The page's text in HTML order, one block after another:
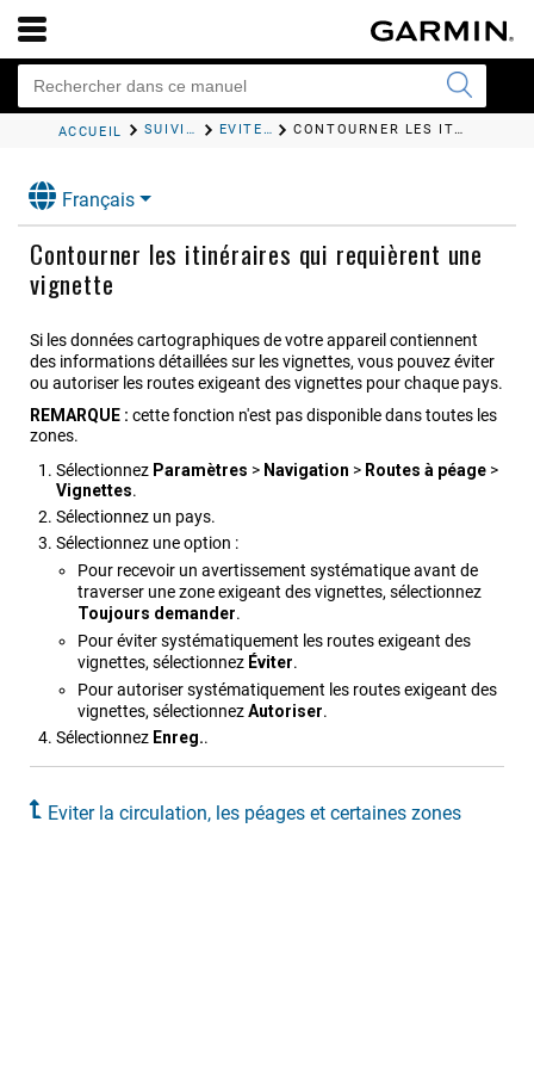
ACCUEIL SUIVI D'UN ITINÉRAIRE EVITER LA CIRCULATION, LES PÉAGES ET CERTAINES ZONES CONTOURNER LES ITINÉRAIRES QUI REQUIÈRENT UNE VIGNETTE
Français
Contourner les itinéraires qui requièrent une
vignette
Si les données cartographiques de votre appareil contiennent
des informations détaillées sur les vignettes, vous pouvez éviter
ou autoriser les routes exigeant des vignettes pour chaque pays.
REMARQUE : cette fonction n'est pas disponible dans toutes les
zones.
Sélectionnez Paramètres > Navigation > Routes à péage >
Vignettes.
Sélectionnez un pays.
Sélectionnez une option :
Pour recevoir un avertissement systématique avant de
traverser une zone exigeant des vignettes, sélectionnez
Toujours demander.
Pour éviter systématiquement les routes exigeant des
vignettes, sélectionnez Éviter.
Pour autoriser systématiquement les routes exigeant des
vignettes, sélectionnezAutoriser.
Sélectionnez Enreg..
Eviter la circulation, les péages et certaines zones